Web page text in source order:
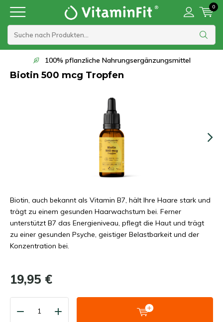
0
Lieferung innerhalb von 1 bis 2 Werktagen
Biotin 500 mcg Tropfen
Biotin, auch bekannt als Vitamin B7, hält Ihre Haare stark und
trägt zu einem gesunden Haarwachstum bei. Ferner
unterstützt B7 das Energieniveau, pflegt die Haut und trägt
zu einer gesunden Psyche, geistiger Belastbarkeit und der
Konzentration bei.
19,95 €